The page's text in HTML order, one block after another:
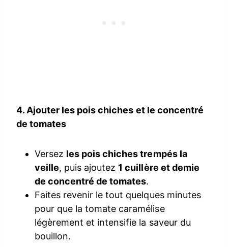
4. Ajouter les pois chiches et le concentré
de tomates
Versez les pois chiches trempés la
veille, puis ajoutez 1 cuillère et demie
de concentré de tomates.
Faites revenir le tout quelques minutes
pour que la tomate caramélise
légèrement et intensifie la saveur du
bouillon.